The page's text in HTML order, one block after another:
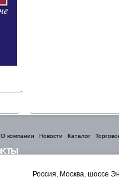
О компании Новости Каталог
Россия, Москва, шоссе